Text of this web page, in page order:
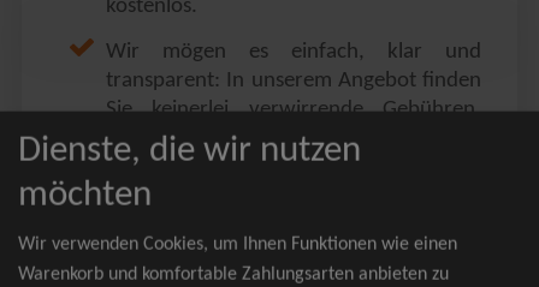
kostenlos.
Wir mögen es einfach, klar und
transparent: In unserem Angebot finden
Sie keinerlei verwirrende Gebühren,
Zusatzangebote oder ähnliches.
Sie erhalten ausschließlich
zusammenhängende Sitzplätze, welche
nach der Bestplatzbuchung vergeben
werden.
Dienste, die wir nutzen
möchten
Wir verwenden Cookies, um Ihnen Funktionen wie einen
Warenkorb und komfortable Zahlungsarten anbieten zu